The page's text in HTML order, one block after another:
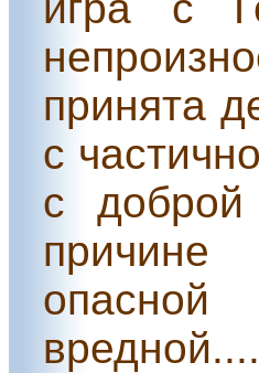
принята
с
с
причине